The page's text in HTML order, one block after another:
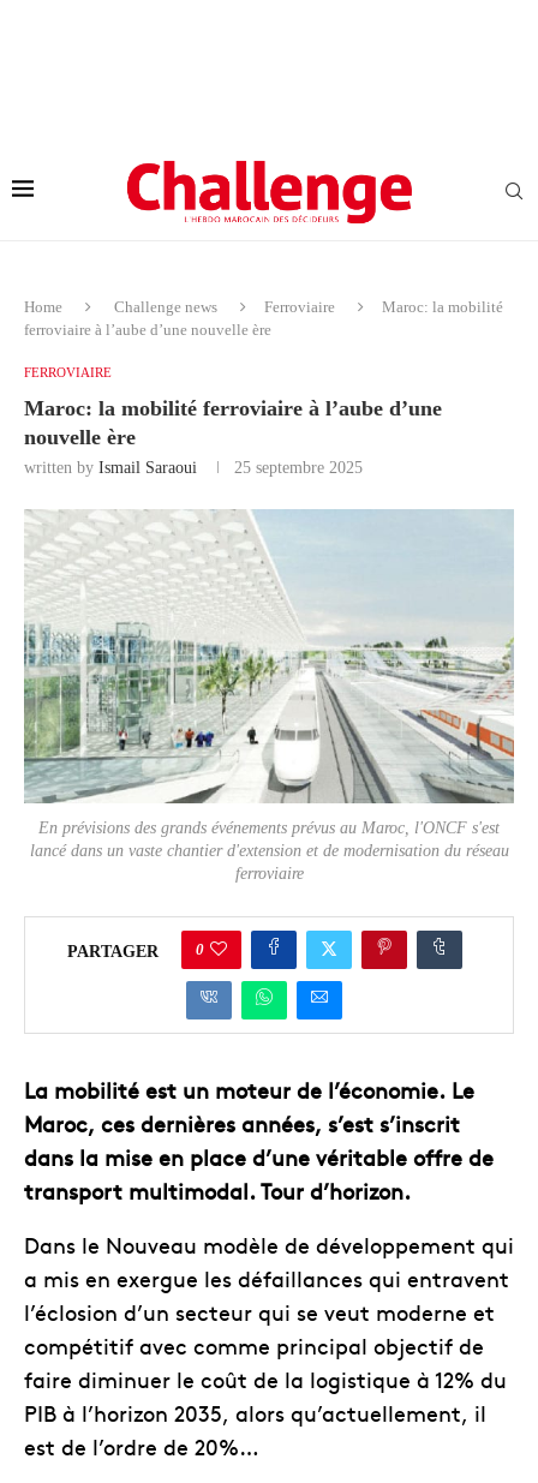
Home Challenge news Ferroviaire
Maroc: la mobilité
ferroviaire à l’aube d’une nouvelle ère
FERROVIAIRE
Maroc: la mobilité ferroviaire à l’aube d’une
nouvelle ère
written by Ismail Saraoui 25 septembre 2025
En prévisions des grands événements prévus au Maroc, l'ONCF s'est
lancé dans un vaste chantier d'extension et de modernisation du réseau
ferroviaire
PARTAGER 0
La mobilité est un moteur de l’économie. Le
Maroc, ces dernières années, s’est s’inscrit
dans la mise en place d’une véritable offre de
transport multimodal. Tour d’horizon.
Dans le Nouveau modèle de développement qui
a mis en exergue les défaillances qui entravent
l’éclosion d’un secteur qui se veut moderne et
compétitif avec comme principal objectif de
faire diminuer le coût de la logistique à 12% du
PIB à l’horizon 2035, alors qu’actuellement, il
est de l’ordre de 20%…